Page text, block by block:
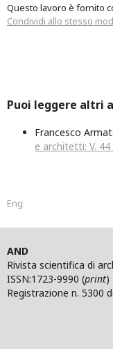
Questo lavoro è fornito
Condividi allo stesso
Puoi leggere altri
Francesco
e architetti: V. 44
English
AND
Rivista scientifica di
ISSN:1723-9990 (print)
Registrazione n. 5300